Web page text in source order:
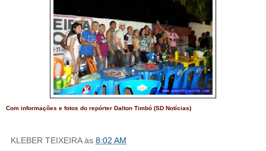
Com informações e fotos do repórter Dalton Timbó (SD Notícias)
KLEBER TEIXEIRA às 8:02 AM